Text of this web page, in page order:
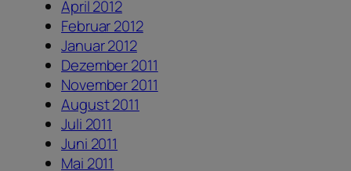
April 2012
Februar 2012
Januar 2012
Dezember 2011
November 2011
August 2011
Juli 2011
Juni 2011
Mai 2011